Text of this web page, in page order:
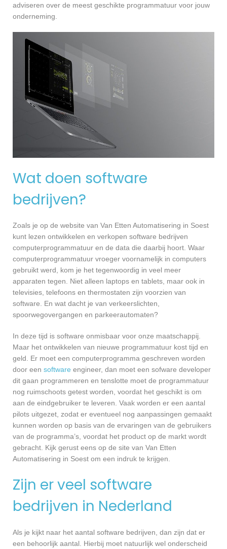
adviseren over de meest geschikte programmatuur voor jouw
onderneming.
Wat doen software
bedrijven?
Zoals je op de website van Van Etten Automatisering in Soest
kunt lezen ontwikkelen en verkopen software bedrijven
computerprogrammatuur en de data die daarbij hoort. Waar
computerprogrammatuur vroeger voornamelijk in computers
gebruikt werd, kom je het tegenwoordig in veel meer
apparaten tegen. Niet alleen laptops en tablets, maar ook in
televisies, telefoons en thermostaten zijn voorzien van
software. En wat dacht je van verkeerslichten,
spoorwegovergangen en parkeerautomaten?
In deze tijd is software onmisbaar voor onze maatschappij.
Maar het ontwikkelen van nieuwe programmatuur kost tijd en
geld. Er moet een computerprogramma geschreven worden
door een software engineer, dan moet een sofware developer
dit gaan programmeren en tenslotte moet de programmatuur
nog ruimschoots getest worden, voordat het geschikt is om
aan de eindgebruiker te leveren. Vaak worden er een aantal
pilots uitgezet, zodat er eventueel nog aanpassingen gemaakt
kunnen worden op basis van de ervaringen van de gebruikers
van de programma’s, voordat het product op de markt wordt
gebracht. Kijk gerust eens op de site van Van Etten
Automatisering in Soest om een indruk te krijgen.
Zijn er veel software
bedrijven in Nederland
Als je kijkt naar het aantal software bedrijven, dan zijn dat er
een behoorlijk aantal. Hierbij moet natuurlijk wel onderscheid